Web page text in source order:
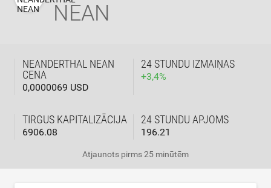
NEAN
NEANDERTHAL NEAN
CENA
0,0000069 USD
24 STUNDU IZMAIŅAS
+3,4%
TIRGUS KAPITALIZĀCIJA
6906.08
24 STUNDU APJOMS
196.21
Atjaunots pirms 25 minūtēm